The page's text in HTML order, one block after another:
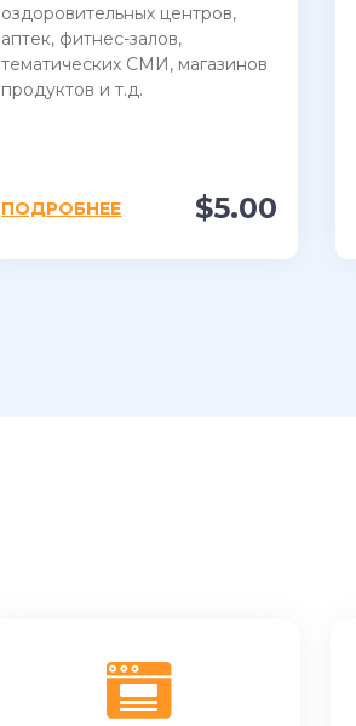
оздоровительных центров,
аптек, фитнес-залов,
тематических СМИ, магазинов
продуктов и т.д.
$5.00
ПОДРОБНЕЕ